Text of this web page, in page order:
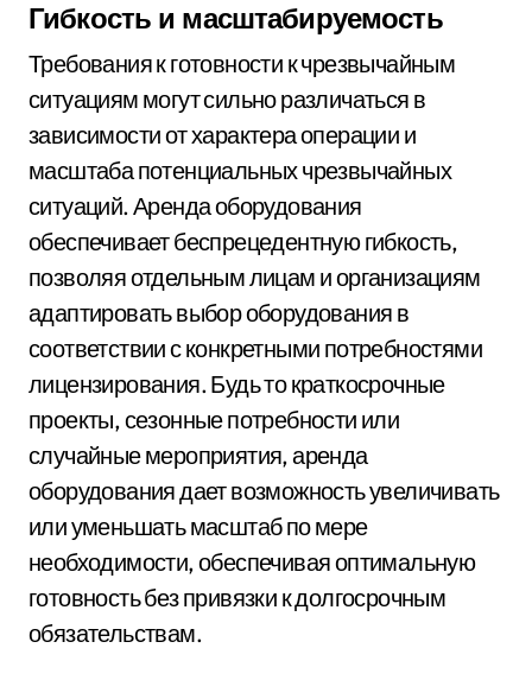
Гибкость и масштабируемость
Требования к готовности к чрезвычайным
ситуациям могут сильно различаться в
зависимости от характера операции и
масштаба потенциальных чрезвычайных
ситуаций. Аренда оборудования
обеспечивает беспрецедентную гибкость,
позволяя отдельным лицам и организациям
адаптировать выбор оборудования в
соответствии с конкретными потребностями
лицензирования. Будь то краткосрочные
проекты, сезонные потребности или
случайные мероприятия, аренда
оборудования дает возможность увеличивать
или уменьшать масштаб по мере
необходимости, обеспечивая оптимальную
готовность без привязки к долгосрочным
обязательствам.